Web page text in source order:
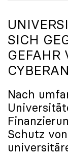
SICH
GEFAHR
Nach
Schutz